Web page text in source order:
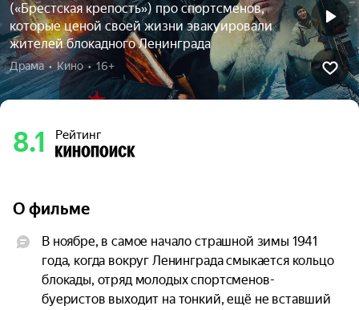
(«Брестская крепость») про спортсменов,
которые ценой своей жизни эвакуировали
жителей блокадного Ленинграда
Драма  •  Кино  •  16+
8.1 Рейтинг
О фильме
В ноябре, в самое начало страшной зимы 1941
года, когда вокруг Ленинграда смыкается кольцо
блокады, отряд молодых спортсменов-
буеристов выходит на тонкий, ещё не вставший